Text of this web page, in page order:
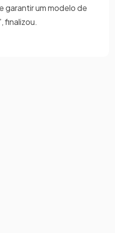
garantir um modelo de
finalizou.